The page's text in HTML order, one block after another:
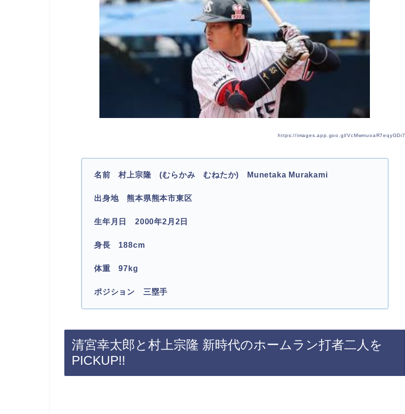
https://images.app.goo.gl/VcMwmuoaR7eqyGDi7
名前 村上宗隆 (むらかみ むねたか) Munetaka Murakami
出身地 熊本県熊本市東区
生年月日 2000年2月2日
身長 188cm
体重 97kg
ポジション 三塁手
清宮幸太郎と村上宗隆 新時代のホームラン打者二人を
PICKUP!!